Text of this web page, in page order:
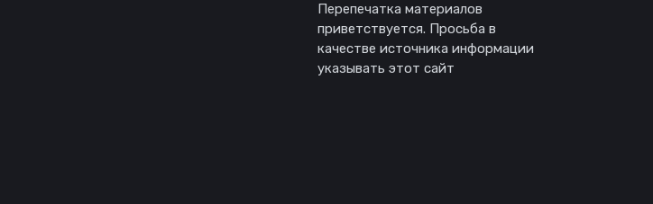
Перепечатка материалов
приветствуется. Просьба в
качестве источника информации
указывать этот сайт